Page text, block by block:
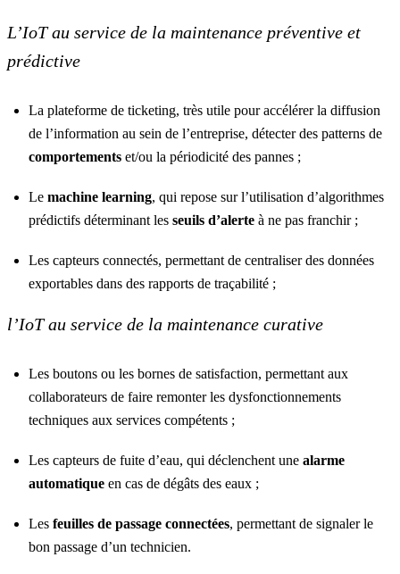
L’IoT au service de la maintenance préventive et
prédictive
La plateforme de ticketing, très utile pour accélérer la diffusion
de l’information au sein de l’entreprise, détecter des patterns de
comportements et/ou la périodicité des pannes ;
Le machine learning, qui repose sur l’utilisation d’algorithmes
prédictifs déterminant les seuils d’alerte à ne pas franchir ;
Les capteurs connectés, permettant de centraliser des données
exportables dans des rapports de traçabilité ;
l’IoT au service de la maintenance curative
Les boutons ou les bornes de satisfaction, permettant aux
collaborateurs de faire remonter les dysfonctionnements
techniques aux services compétents ;
Les capteurs de fuite d’eau, qui déclenchent une alarme
automatique en cas de dégâts des eaux ;
Les feuilles de passage connectées, permettant de signaler le
bon passage d’un technicien.